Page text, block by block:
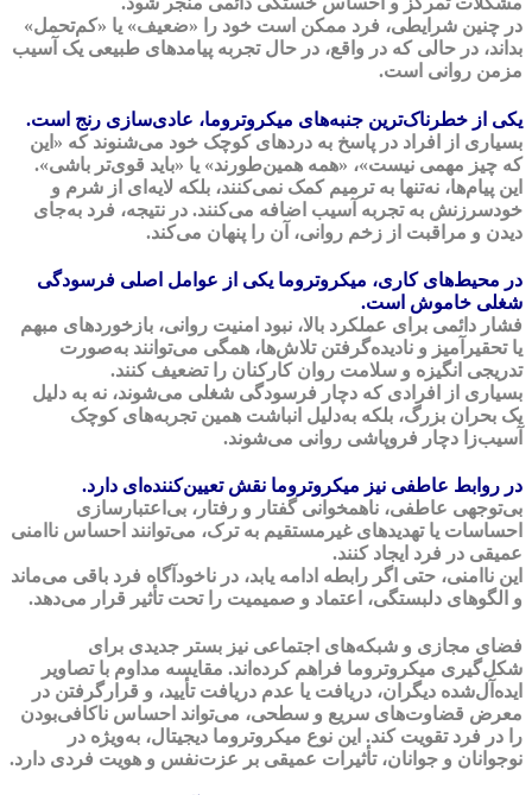
در چنین شرایطی، فرد ممکن است خود را «ضعیف» یا «کم‌تحمل»
بداند، در حالی که در واقع، در حال تجربه پیامدهای طبیعی یک آسیب
مزمن روانی است.
یکی از خطرناک‌ترین جنبه‌های میکروتروما، عادی‌سازی رنج است.
بسیاری از افراد در پاسخ به دردهای کوچک خود می‌شنوند که «این
که چیز مهمی نیست»، «همه همین‌طورند» یا «باید قوی‌تر باشی».
این پیام‌ها، نه‌تنها به ترمیم کمک نمی‌کنند، بلکه لایه‌ای از شرم و
خودسرزنش به تجربه آسیب اضافه می‌کنند. در نتیجه، فرد به‌جای
دیدن و مراقبت از زخم روانی، آن را پنهان می‌کند.
در محیط‌های کاری، میکروتروما یکی از عوامل اصلی فرسودگی
شغلی خاموش است.
فشار دائمی برای عملکرد بالا، نبود امنیت روانی، بازخوردهای مبهم
یا تحقیرآمیز و نادیده‌گرفتن تلاش‌ها، همگی می‌توانند به‌صورت
تدریجی انگیزه و سلامت روان کارکنان را تضعیف کنند.
بسیاری از افرادی که دچار فرسودگی شغلی می‌شوند، نه به دلیل
یک بحران بزرگ، بلکه به‌دلیل انباشت همین تجربه‌های کوچک
آسیب‌زا دچار فروپاشی روانی می‌شوند.
در روابط عاطفی نیز میکروتروما نقش تعیین‌کننده‌ای دارد.
بی‌توجهی عاطفی، ناهمخوانی گفتار و رفتار، بی‌اعتبارسازی
احساسات یا تهدیدهای غیرمستقیم به ترک، می‌توانند احساس ناامنی
عمیقی در فرد ایجاد کنند.
این ناامنی، حتی اگر رابطه ادامه یابد، در ناخودآگاه فرد باقی می‌ماند
و الگوهای دلبستگی، اعتماد و صمیمیت را تحت تأثیر قرار می‌دهد.
فضای مجازی و شبکه‌های اجتماعی نیز بستر جدیدی برای
شکل‌گیری میکروتروما فراهم کرده‌اند. مقایسه مداوم با تصاویر
ایده‌آل‌شده دیگران، دریافت یا عدم دریافت تأیید، و قرارگرفتن در
معرض قضاوت‌های سریع و سطحی، می‌تواند احساس ناکافی‌بودن
را در فرد تقویت کند. این نوع میکروتروما دیجیتال، به‌ویژه در
نوجوانان و جوانان، تأثیرات عمیقی بر عزت‌نفس و هویت فردی دارد.